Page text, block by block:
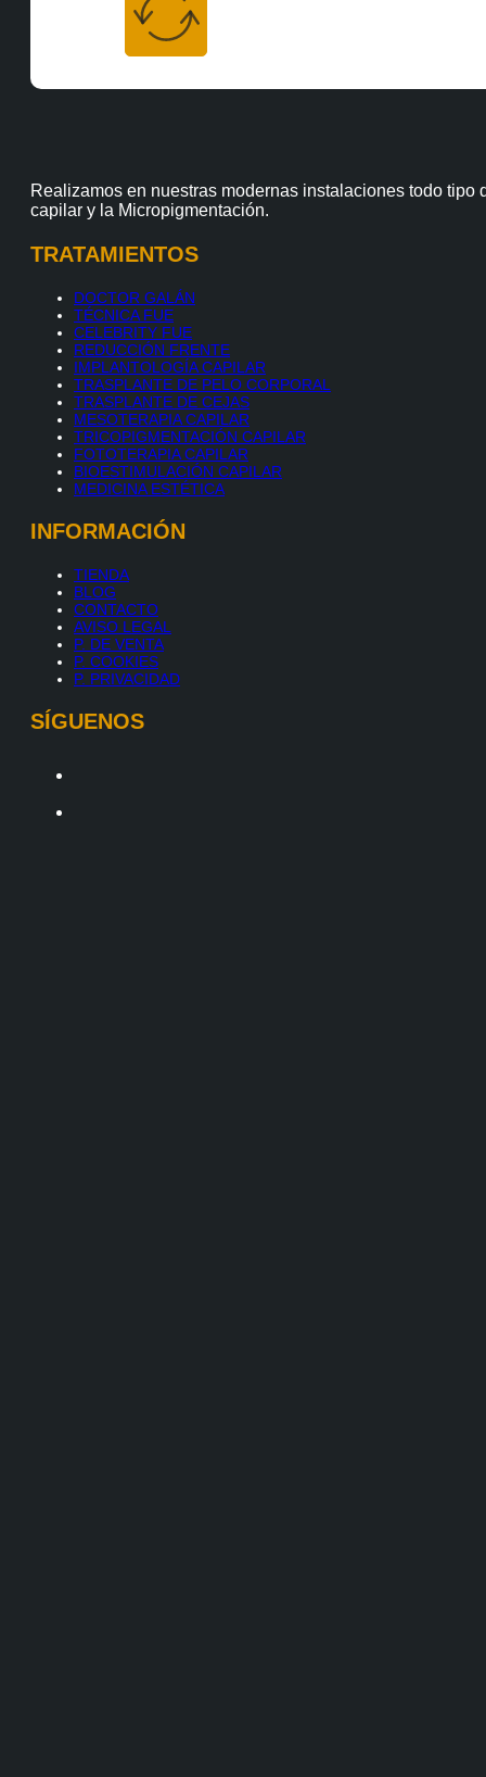
Realizamos en nuestras modernas instalaciones todo
capilar y la Micropigmentación.
TRATAMIENTOS
DOCTOR GALÁN
TÉCNICA FUE
CELEBRITY FUE
REDUCCIÓN FRENTE
IMPLANTOLOGÍA CAPILAR
TRASPLANTE DE PELO CORPORAL
TRASPLANTE DE CEJAS
MESOTERAPIA CAPILAR
TRICOPIGMENTACIÓN CAPILAR
FOTOTERAPIA CAPILAR
BIOESTIMULACIÓN CAPILAR
MEDICINA ESTÉTICA
INFORMACIÓN
TIENDA
BLOG
CONTACTO
AVISO LEGAL
P. DE VENTA
P. COOKIES
P. PRIVACIDAD
SÍGUENOS